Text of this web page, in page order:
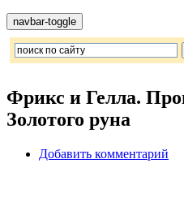
navbar-toggle
Фрикс и Гелла.
Золотого руна
Добавить комментарий